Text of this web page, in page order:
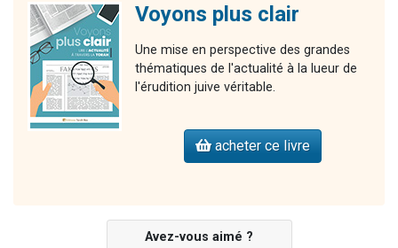
Voyons plus clair
Une mise en perspective des grandes
thématiques de l'actualité à la lueur de
l'érudition juive véritable.
acheter ce livre
Avez-vous aimé ?